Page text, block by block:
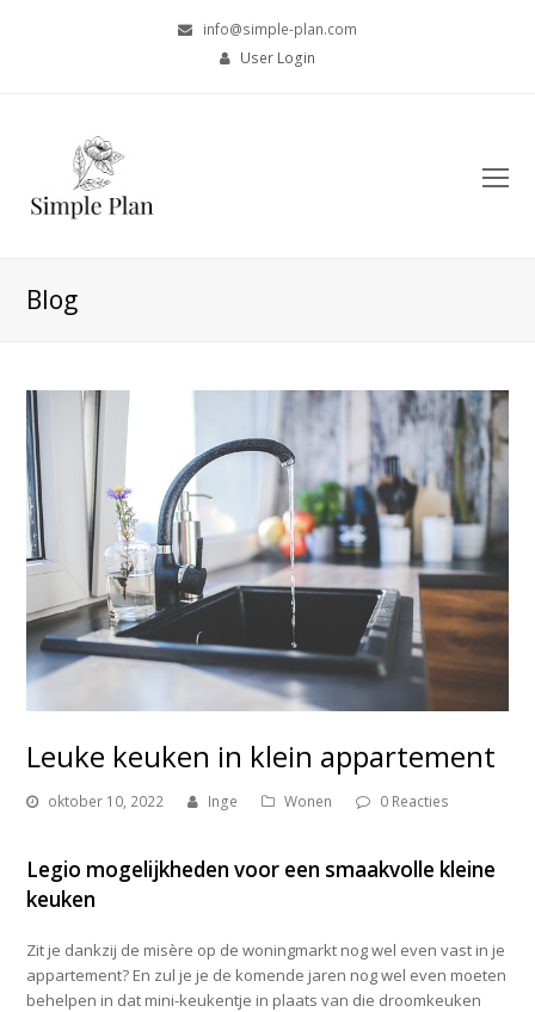
info@simple-plan.com
User Login
Blog
Leuke keuken in klein appartement
oktober 10, 2022 Inge Wonen 0 Reacties
Legio mogelijkheden voor een smaakvolle kleine
keuken
Zit je dankzij de misère op de woningmarkt nog wel even vast in je
appartement? En zul je je de komende jaren nog wel even moeten
behelpen in dat mini-keukentje in plaats van die droomkeuken